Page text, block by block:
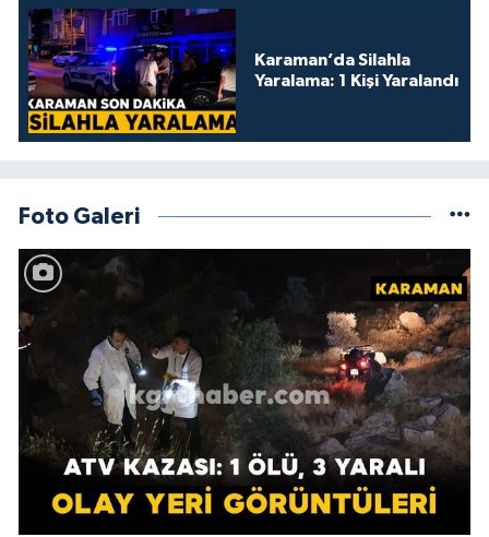
Karaman’da Silahla
Yaralama: 1 Kişi Yaralandı
Foto Galeri